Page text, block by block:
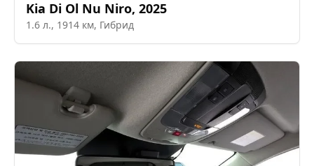
Kia Di Ol Nu Niro, 2025
1.6 л., 1914 км, Гибрид